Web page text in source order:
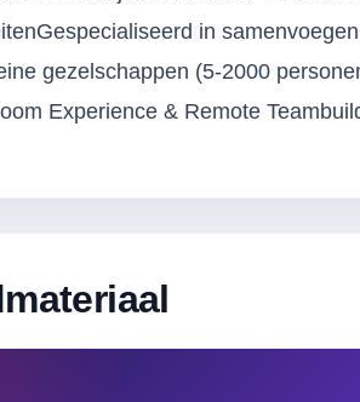
in
gezelschappen (5-2000
Experience & Remote